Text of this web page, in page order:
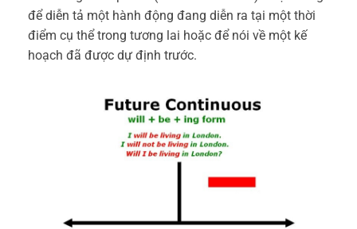
để diễn tả một hành động đang diễn ra tại một thời
điểm cụ thể trong tương lai hoặc để nói về một kế
hoạch đã được dự định trước.